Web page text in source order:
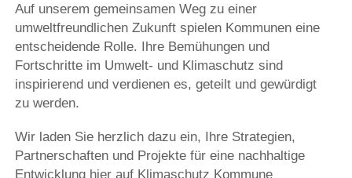
Auf unserem gemeinsamen Weg zu einer
umweltfreundlichen Zukunft spielen Kommunen eine
entscheidende Rolle. Ihre Bemühungen und
Fortschritte im Umwelt- und Klimaschutz sind
inspirierend und verdienen es, geteilt und gewürdigt
zu werden.
Wir laden Sie herzlich dazu ein, Ihre Strategien,
Partnerschaften und Projekte für eine nachhaltige
Entwicklung hier auf Klimaschutz Kommune